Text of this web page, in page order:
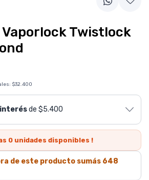
Twistlock
$32.400
de $5.400
0unidades disponibles !
de este producto sumás 648